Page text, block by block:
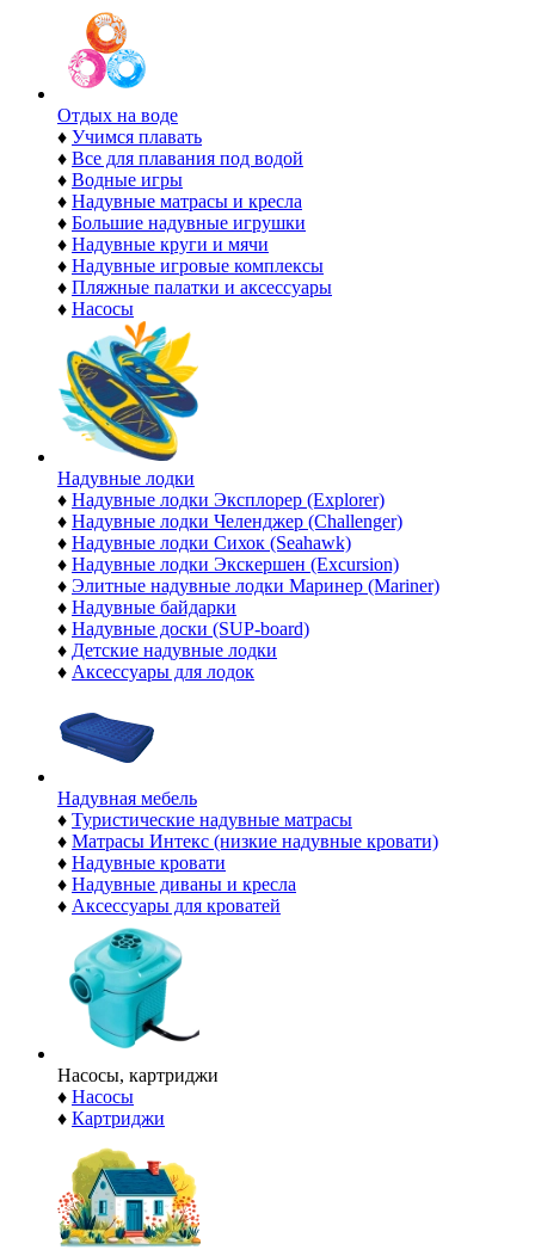
Отдых на воде
♦ Учимся плавать
♦ Все для плавания под водой
♦ Водные игры
♦ Надувные матрасы и кресла
♦ Большие надувные игрушки
♦ Надувные круги и мячи
♦ Надувные игровые комплексы
♦ Пляжные палатки и аксессуары
♦ Насосы
Надувные лодки
♦ Надувные лодки Эксплорер (Explorer)
♦ Надувные лодки Челенджер (Challenger)
♦ Надувные лодки Сихок (Seahawk)
♦ Надувные лодки Экскершен (Excursion)
♦ Элитные надувные лодки Маринер (Mariner)
♦ Надувные байдарки
♦ Надувные доски (SUP-board)
♦ Детские надувные лодки
♦ Аксессуары для лодок
Надувная мебель
♦ Туристические надувные матрасы
♦ Матрасы Интекс (низкие надувные кровати)
♦ Надувные кровати
♦ Надувные диваны и кресла
♦ Аксессуары для кроватей
Насосы, картриджи
♦ Насосы
♦ Картриджи